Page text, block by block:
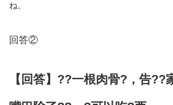
ね。
回答②
【回答】??一根肉骨?，告??